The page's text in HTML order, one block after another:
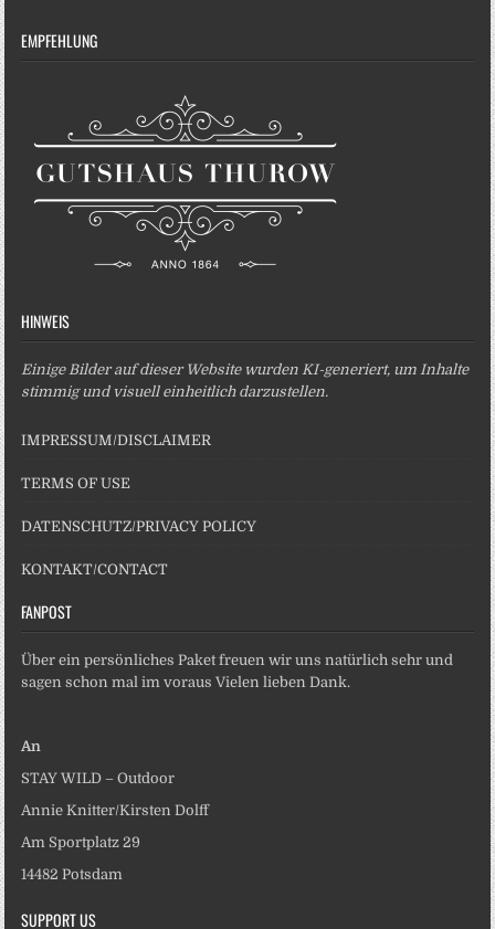
EMPFEHLUNG
HINWEIS
Einige Bilder auf dieser Website wurden KI-generiert, um Inhalte
stimmig und visuell einheitlich darzustellen.
IMPRESSUM/DISCLAIMER
TERMS OF USE
DATENSCHUTZ/PRIVACY POLICY
KONTAKT/CONTACT
FANPOST
Über ein persönliches Paket freuen wir uns natürlich sehr und
sagen schon mal im voraus Vielen lieben Dank.
An
STAY WILD – Outdoor
Annie Knitter/Kirsten Dolff
Am Sportplatz 29
14482 Potsdam
SUPPORT US